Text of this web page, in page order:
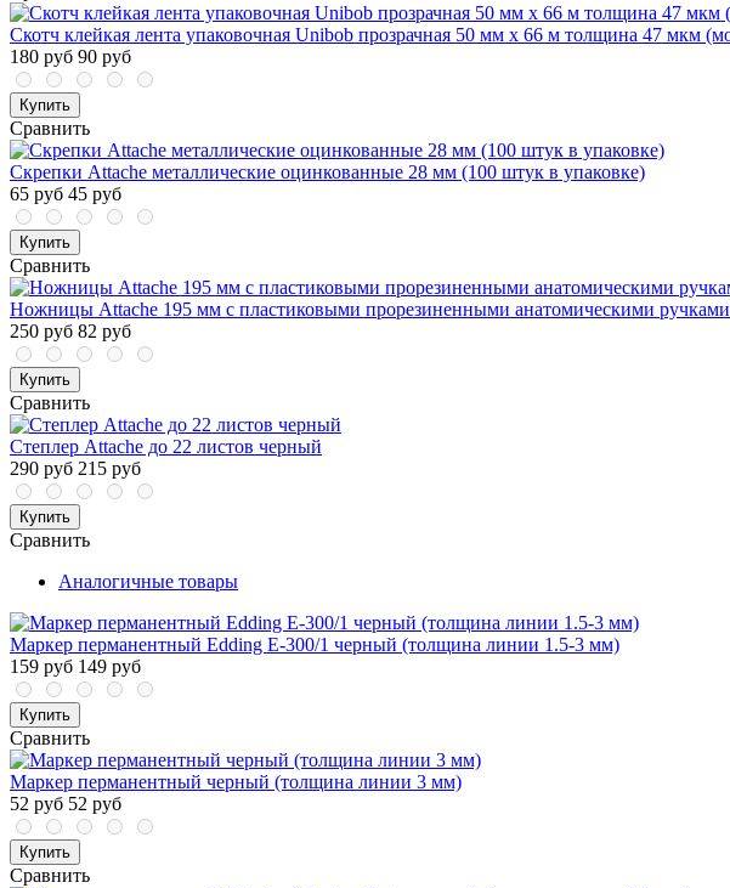
Скотч клейкая лента упаковочная Unibob прозрачная 50 мм x 66 м толщина 47 мкм
180 руб 90 руб
Купить
Сравнить
Скрепки Attache металлические оцинкованные 28 мм (100 штук в упаковке)
65 руб 45 руб
Купить
Сравнить
Ножницы Attache 195 мм с пластиковыми прорезиненными анатомическими ручками
250 руб 82 руб
Купить
Сравнить
Степлер Attache до 22 листов черный
290 руб 215 руб
Купить
Сравнить
Аналогичные товары
Маркер перманентный Edding E-300/1 черный (толщина линии 1.5-3 мм)
159 руб 149 руб
Купить
Сравнить
Маркер перманентный черный (толщина линии 3 мм)
52 руб 52 руб
Купить
Сравнить